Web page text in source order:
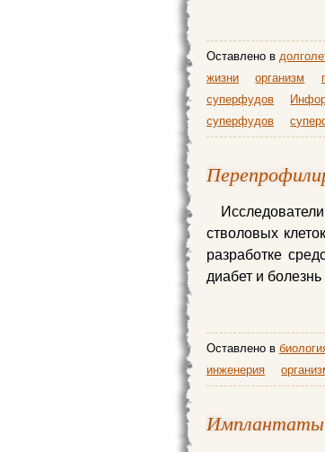
Оставлено в
жизни
организм
суперфудов
суперфудов
стволовых
разработке
диабет и
Оставлено в
инженерия
Имплантаты